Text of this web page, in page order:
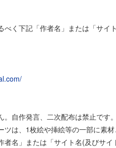
べく下記「作者名」または「サ
。自作発言、二次配布は禁止です
ツは、1枚絵や挿絵等の一部に素
者名」または「サイト名(及びサ